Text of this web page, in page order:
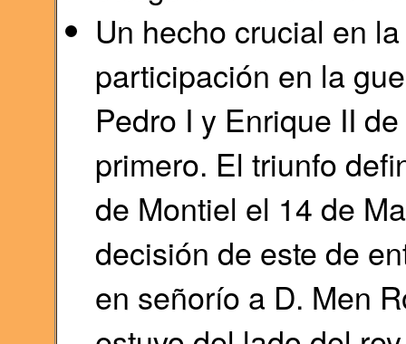
Un hecho crucial en
participación en la
Pedro I y Enrique II
primero. El triunfo
de Montiel el 14 de
decisión de este de
en señorío a D. Men